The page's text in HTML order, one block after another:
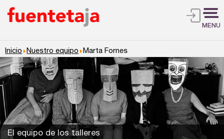
MENU
Inicio Nuestro equipo Marta Fornes
El equipo de los talleres